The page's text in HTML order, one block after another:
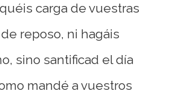
carga de vuestras
reposo, ni hagáis
sino santificad el día
mandé a vuestros